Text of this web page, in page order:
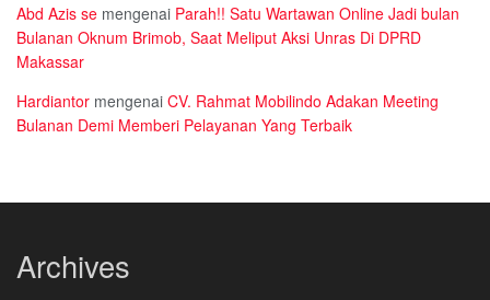
Abd Azis se mengenai Parah!! Satu Wartawan Online Jadi bulan
Bulanan Oknum Brimob, Saat Meliput Aksi Unras Di DPRD
Makassar
Hardiantor mengenai CV. Rahmat Mobilindo Adakan Meeting
Bulanan Demi Memberi Pelayanan Yang Terbaik
Archives